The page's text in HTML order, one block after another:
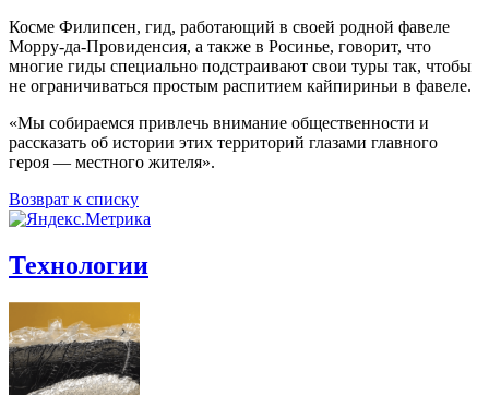
Косме Филипсен, гид, работающий в своей родной фавеле
Морру-да-Провиденсия, а также в Росинье, говорит, что
многие гиды специально подстраивают свои туры так, чтобы
не ограничиваться простым распитием кайпириньи в фавеле.
«Мы собираемся привлечь внимание общественности и
рассказать об истории этих территорий глазами главного
героя — местного жителя».
Возврат к списку
Технологии